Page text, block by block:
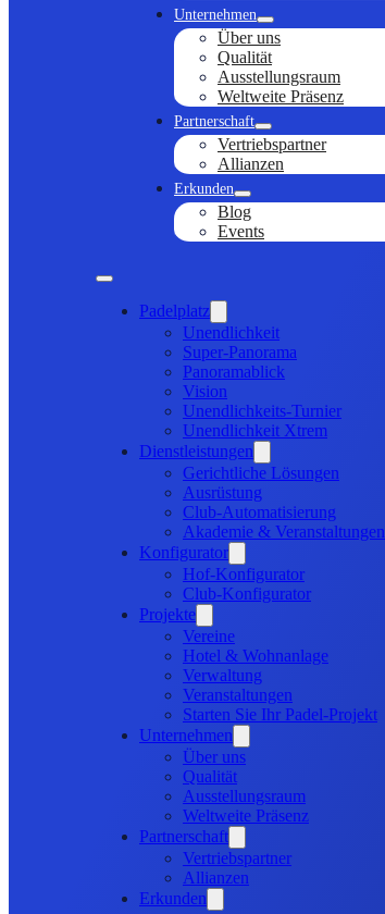
Unternehmen
Über uns
Qualität
Ausstellungsraum
Weltweite Präsenz
Partnerschaft
Vertriebspartner
Allianzen
Erkunden
Blog
Events
Padelplatz
Unendlichkeit
Super-Panorama
Panoramablick
Vision
Unendlichkeits-Turnier
Unendlichkeit Xtrem
Dienstleistungen
Gerichtliche Lösungen
Ausrüstung
Club-Automatisierung
Akademie & Veranstaltungen
Konfigurator
Hof-Konfigurator
Club-Konfigurator
Projekte
Vereine
Hotel & Wohnanlage
Verwaltung
Veranstaltungen
Starten Sie Ihr Padel-Projekt
Unternehmen
Über uns
Qualität
Ausstellungsraum
Weltweite Präsenz
Partnerschaft
Vertriebspartner
Allianzen
Erkunden